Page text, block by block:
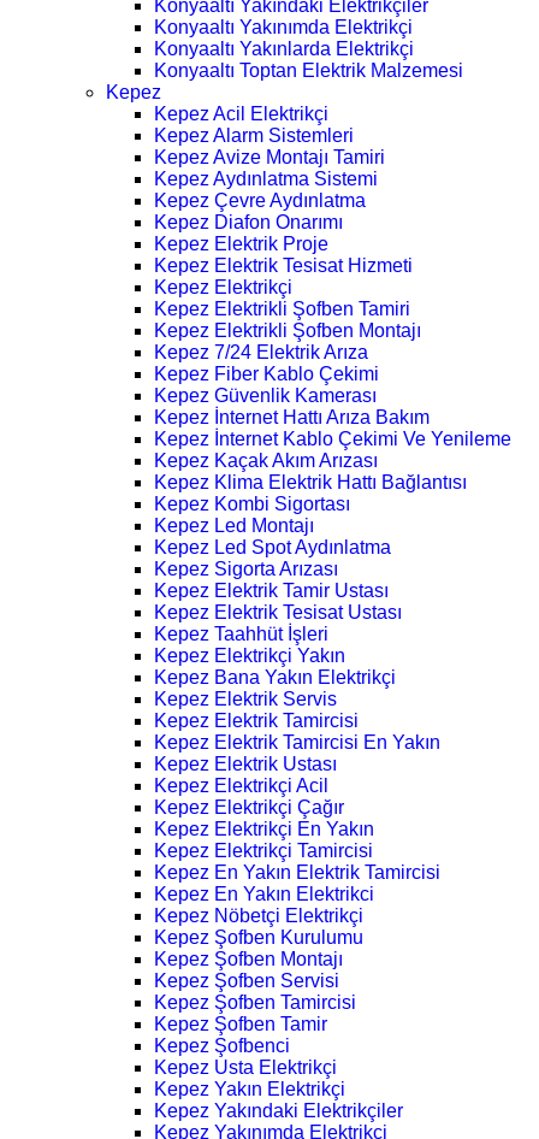
Konyaaltı Yakındaki Elektrikçiler
Konyaaltı Yakınımda Elektrikçi
Konyaaltı Yakınlarda Elektrikçi
Konyaaltı Toptan Elektrik Malzemesi
Kepez
Kepez Acil Elektrikçi
Kepez Alarm Sistemleri
Kepez Avize Montajı Tamiri
Kepez Aydınlatma Sistemi
Kepez Çevre Aydınlatma
Kepez Diafon Onarımı
Kepez Elektrik Proje
Kepez Elektrik Tesisat Hizmeti
Kepez Elektrikçi
Kepez Elektrikli Şofben Tamiri
Kepez Elektrikli Şofben Montajı
Kepez 7/24 Elektrik Arıza
Kepez Fiber Kablo Çekimi
Kepez Güvenlik Kamerası
Kepez İnternet Hattı Arıza Bakım
Kepez İnternet Kablo Çekimi Ve Yenileme
Kepez Kaçak Akım Arızası
Kepez Klima Elektrik Hattı Bağlantısı
Kepez Kombi Sigortası
Kepez Led Montajı
Kepez Led Spot Aydınlatma
Kepez Sigorta Arızası
Kepez Elektrik Tamir Ustası
Kepez Elektrik Tesisat Ustası
Kepez Taahhüt İşleri
Kepez Elektrikçi Yakın
Kepez Bana Yakın Elektrikçi
Kepez Elektrik Servis
Kepez Elektrik Tamircisi
Kepez Elektrik Tamircisi En Yakın
Kepez Elektrik Ustası
Kepez Elektrikçi Acil
Kepez Elektrikçi Çağır
Kepez Elektrikçi En Yakın
Kepez Elektrikçi Tamircisi
Kepez En Yakın Elektrik Tamircisi
Kepez En Yakın Elektrikci
Kepez Nöbetçi Elektrikçi
Kepez Şofben Kurulumu
Kepez Şofben Montajı
Kepez Şofben Servisi
Kepez Şofben Tamircisi
Kepez Şofben Tamir
Kepez Şofbenci
Kepez Usta Elektrikçi
Kepez Yakın Elektrikçi
Kepez Yakındaki Elektrikçiler
Kepez Yakınımda Elektrikçi